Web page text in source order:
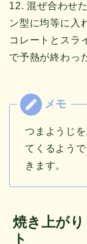
12. 混ぜ合わせ
ン型に均等に入
コレートとスラ
で予熱が終わっ
つまようじ
てくるよう
きます。
焼き上が
ト